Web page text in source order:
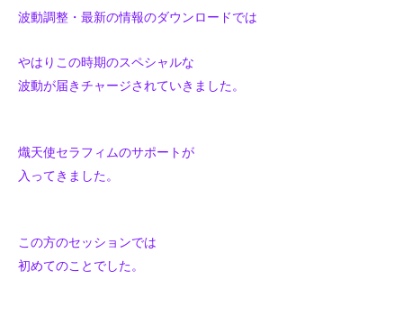
波動調整・最新の情報のダウンロードでは
やはりこの時期のスペシャルな
波動が届きチャージされていきました。
熾天使セラフィムのサポートが
入ってきました。
この方のセッションでは
初めてのことでした。